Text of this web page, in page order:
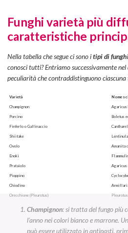
Funghi varietà più
caratteristiche
Nella tabella che segue ci sono itipi di
conosci tutti? Entriamo successivamente
peculiarità che contraddistinguono ciascuna
Varietà
Nome
Champignon
Agaricus
Porcino
Boletus
Finferlo o Gallinaccio
Shiitake
Ovolo
Amanita
Enoki
Prataiolo
Agaricus
Pioppino
Chiodino
Orecchione (Pleurotus)
Champignon: si tratta del fungo più
l’anno nei colori bianco e marrone.
può essere utilizzato in antipasti,